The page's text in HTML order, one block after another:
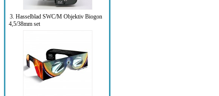
3. Hasselblad SWC/M Objektiv Biogon
4,5/38mm set